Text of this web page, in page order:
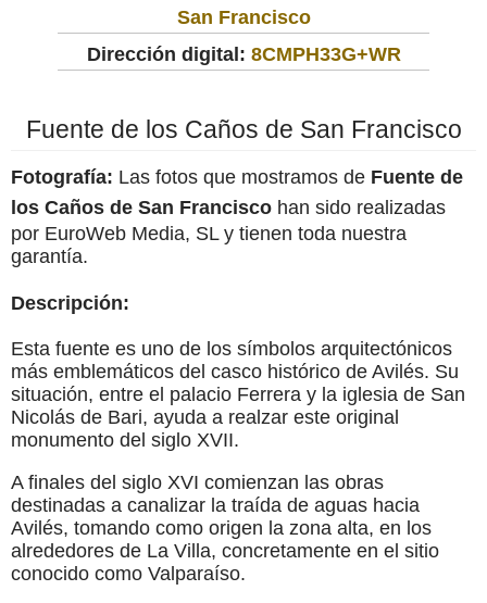
San Francisco
Dirección digital: 8CMPH33G+WR
Fuente de los Caños de San Francisco
Fotografía: Las fotos que mostramos de Fuente de
los Caños de San Francisco han sido realizadas
por EuroWeb Media, SL y tienen toda nuestra
garantía.
Descripción:
Esta fuente es uno de los símbolos arquitectónicos
más emblemáticos del casco histórico de Avilés. Su
situación, entre el palacio Ferrera y la iglesia de San
Nicolás de Bari, ayuda a realzar este original
monumento del siglo XVII.
A finales del siglo XVI comienzan las obras
destinadas a canalizar la traída de aguas hacia
Avilés, tomando como origen la zona alta, en los
alrededores de La Villa, concretamente en el sitio
conocido como Valparaíso.